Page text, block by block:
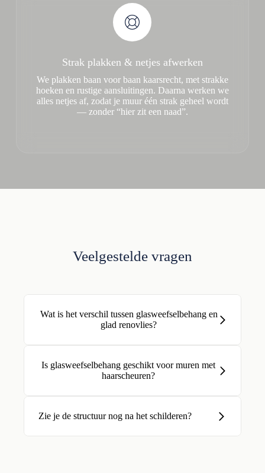
Strak plakken & netjes afwerken
We plakken baan voor baan kaarsrecht, met strakke
hoeken en rustige aansluitingen. Daarna werken we
alles netjes af, zodat je muur één strak geheel wordt
— zonder “hier zit een naad”.
Veelgestelde vragen
Wat is het verschil tussen glasweefselbehang en
glad renovlies?
Is glasweefselbehang geschikt voor muren met
haarscheuren?
Zie je de structuur nog na het schilderen?